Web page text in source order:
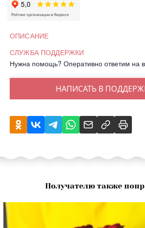
ОПИСАНИЕ
СЛУЖБА ПОДДЕРЖКИ
Нужна помощь? Оперативно ответим на
НАПИСАТЬ В
Получателю также